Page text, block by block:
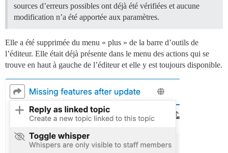
sources d’erreurs possibles ont déjà été vérifiées et aucune
modification n’a été apportée aux paramètres.
Elle a été supprimée du menu « plus » de la barre d’outils de
l’éditeur. Elle était déjà présente dans le menu des actions qui se
trouve en haut à gauche de l’éditeur et elle y est toujours disponible.